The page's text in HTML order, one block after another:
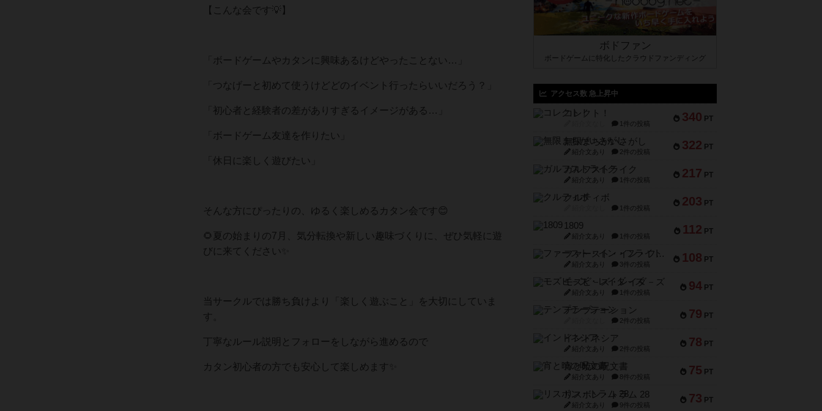
【こんな会です💡】
「ボードゲームやカタンに興味あるけどやったことない…」
「つなげーと初めて使うけどどのイベント行ったらいいだろう？」
「初心者と経験者の差がありすぎるイメージがある…」
「ボードゲーム友達を作りたい」
「休日に楽しく遊びたい」
そんな方にぴったりの、ゆるく楽しめるカタン会です😊
🌻夏の始まりの7月、気分転換や新しい趣味づくりに、ぜひ気軽に遊
びに来てください✨
当サークルでは勝ち負けより「楽しく遊ぶこと」を大切にしていま
す。
丁寧なルール説明とフォローをしながら進めるので
カタン初心者の方でも安心して楽しめます✨
ボドファン
ボードゲームに特化したクラウドファンディング
アクセス数 急上昇中
340 PT
コレクト！
1件の投稿
322 PT
無限まちがいさがし
紹介文あり 2件の投稿
217 PT
ガルフストライク
紹介文あり 1件の投稿
203 PT
クルティボ
1件の投稿
112 PT
1809
紹介文あり 1件の投稿
108 PT
ファースト・イン・フライト
紹介文あり 3件の投稿
94 PT
モズビ－ズ・レイダ－ズ
紹介文あり 1件の投稿
79 PT
テンプテーション
2件の投稿
78 PT
インドネシア
紹介文あり 2件の投稿
75 PT
宵と暁の呪文書
紹介文あり 8件の投稿
73 PT
リスボン・トラム 28
紹介文あり 9件の投稿